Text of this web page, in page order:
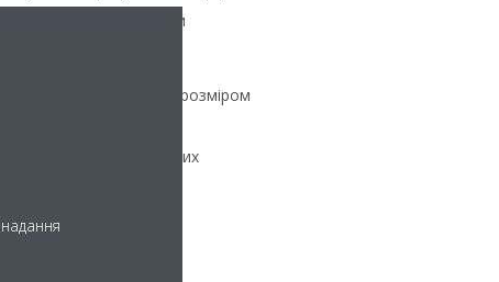
із сенсорними кнопками
Цей компактний пульт розміром
стандартних електричних